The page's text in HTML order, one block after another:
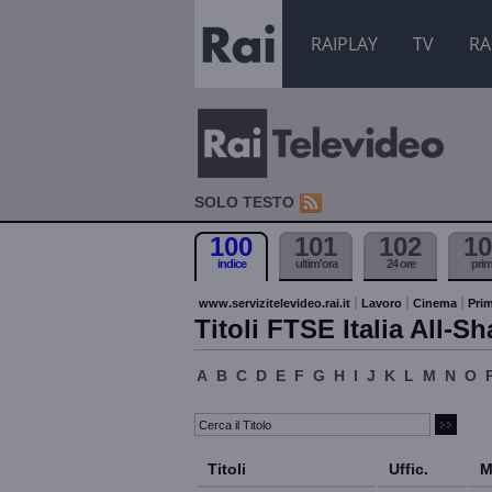
RAIPLAY TV
SOLO TESTO
100
indice
101
ultim'ora
102
24 ore
www.servizitelevideo.rai.it Lavoro Cinema
Titoli FTSE Italia All-
A B C D E F G H I J K L M N O
Titoli Uffic.